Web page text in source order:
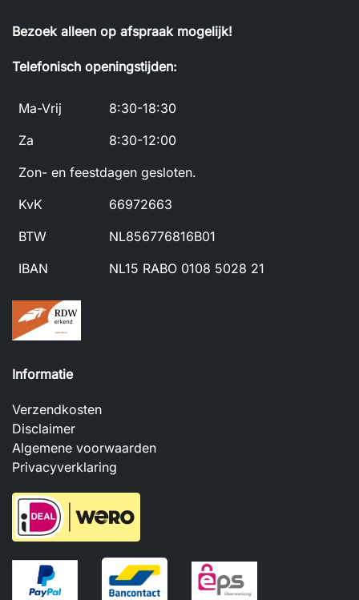
Bezoek alleen op afspraak mogelijk!
Telefonisch openingstijden:
Ma-Vrij
8:30-18:30
Za
8:30-12:00
Zon- en feestdagen gesloten.
KvK
66972663
BTW
NL856776816B01
IBAN
NL15 RABO 0108 5028 21
Informatie
Verzendkosten
Disclaimer
Algemene voorwaarden
Privacyverklaring